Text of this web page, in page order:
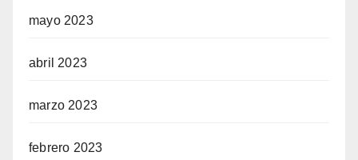
mayo 2023
abril 2023
marzo 2023
febrero 2023